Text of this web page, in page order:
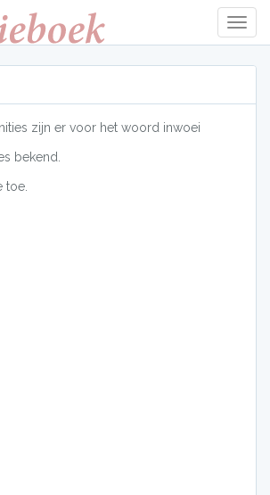
tonen
zijn er voor het woord inwoei
bekend.
toe.